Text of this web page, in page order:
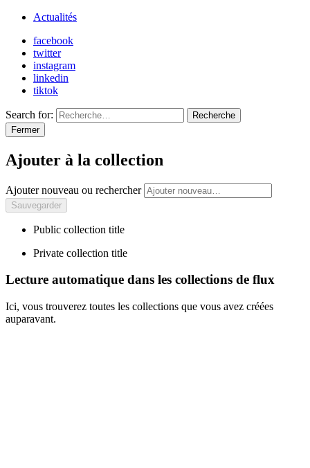
Actualités
facebook
twitter
instagram
linkedin
tiktok
Search for:
Recherche
Fermer
Ajouter à la collection
Ajouter nouveau ou rechercher
Public collection title
Private collection title
Lecture automatique dans les collections de flux
Ici, vous trouverez toutes les collections que vous avez créées
auparavant.